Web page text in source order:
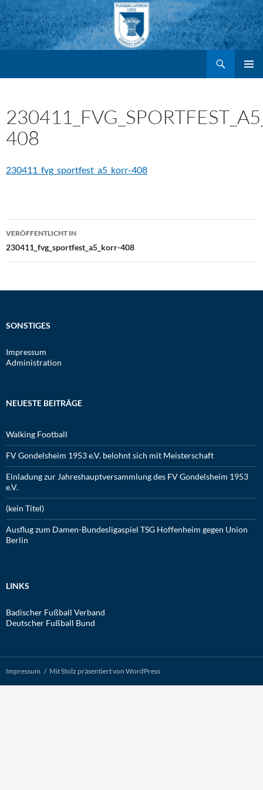
Zum
Inhalt
springen
408
230411_fvg_sportfest_a5_korr-408
Beitragsnavigation
VERÖFFENTLICHT IN
230411_fvg_sportfest_a5_korr-408
SONSTIGES
Impressum
Administration
NEUESTE BEITRÄGE
Walking Football
FV Gondelsheim 1953 e.V. belohnt sich mit Meisterschaft
Einladung zur Jahreshauptversammlung des FV Gondelsheim 1953
e.V.
(kein Titel)
Ausflug zum Damen-Bundesligaspiel TSG Hoffenheim gegen Union
Berlin
LINKS
Badischer Fußball Verband
Deutscher Fußball Bund
Impressum Mit Stolz präsentiert von WordPress